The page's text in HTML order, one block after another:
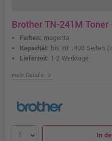
Brother TN-241M Toner
Farben: magenta
Kapazität: bis zu 1400 Seiten
Lieferzeit: 1-2 Werktage
mehr Details chevron_right
In